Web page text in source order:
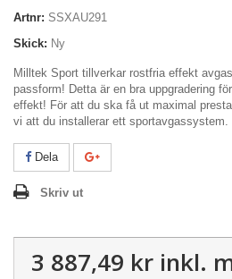
Artnr: SSXAU291
Skick: Ny
Milltek Sport tillverkar rostfria effekt
passform! Detta är en bra uppgradering
effekt! För att du ska få ut maximal
vi att du installerar ett sportavgassystem.
Dela
Skriv ut
3 887,49 kr inkl.